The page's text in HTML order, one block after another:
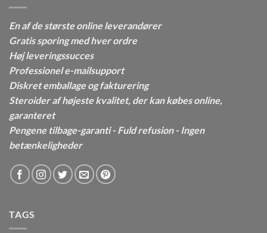
En af de største online leverandører
Gratis sporing med hver ordre
Høj leveringssucces
Professionel e-mailsupport
Diskret emballage og fakturering
Steroider af højeste kvalitet, der kan købes online,
garanteret
Pengene tilbage-garanti - Fuld refusion - Ingen
betænkeligheder
TAGS